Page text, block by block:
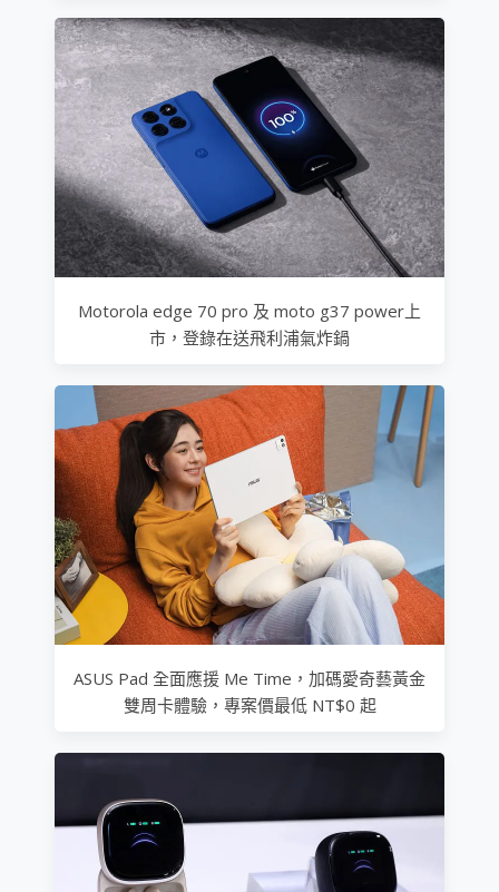
Motorola edge 70 pro 及 moto g37 power上
市，登錄在送飛利浦氣炸鍋
ASUS Pad 全面應援 Me Time，加碼愛奇藝黃金
雙周卡體驗，專案價最低 NT$0 起